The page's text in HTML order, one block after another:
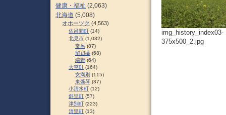
img_history_index03-
375x500_2.jpg
健康・福祉 (2,063)
北海道 (5,008)
オホーツク (4,563)
佐呂間町 (14)
北見市 (1,032)
常呂 (87)
留辺蘂 (68)
端野 (64)
大空町 (164)
女満別 (115)
東藻琴 (37)
小清水町 (12)
斜里町 (57)
津別町 (223)
清里町 (13)